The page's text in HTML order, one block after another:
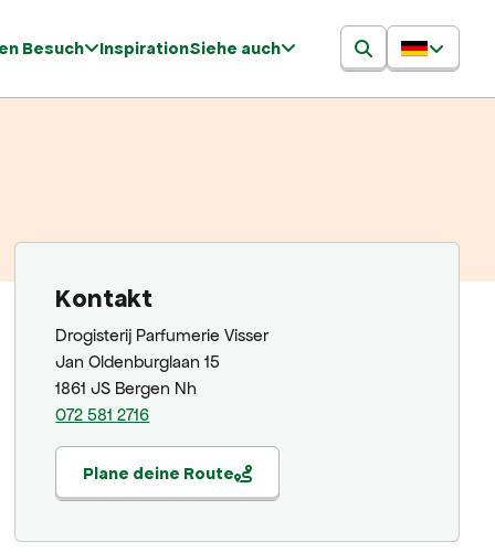
Besuch InspirationSiehe auch
Kontakt
Drogisterij Parfumerie Visser
Jan Oldenburglaan 15
1861 JS Bergen Nh
072 581 2716
Plane deine Route